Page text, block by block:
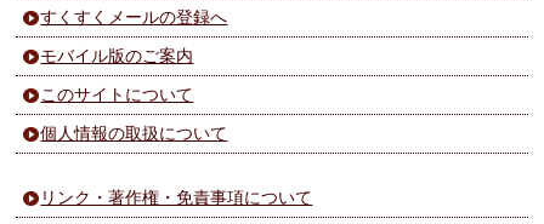
すくすくメールの登録へ
モバイル版のご案内
このサイトについて
個人情報の取扱について
リンク・著作権・免責事項について